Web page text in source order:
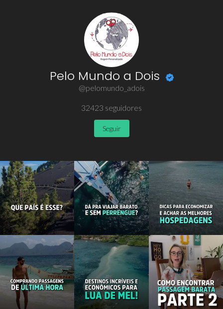
Pelo Mundo a Dois
@pelomundo_adois
32423 seguidores
Seguir